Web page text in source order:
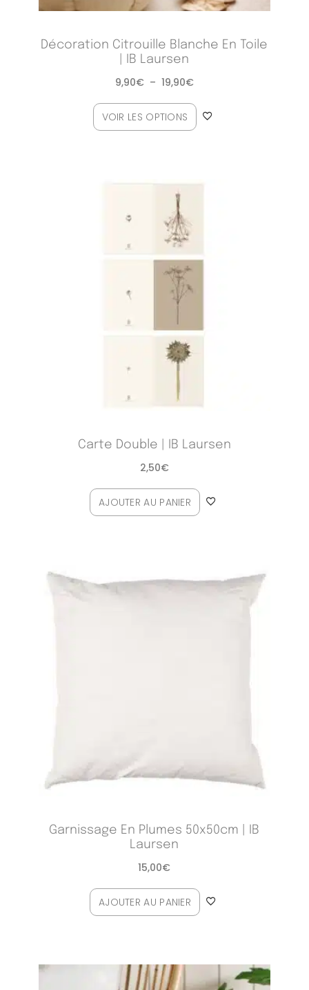
Décoration Citrouille Blanche En Toile
| IB Laursen
9,90€ – 19,90€
VOIR LES OPTIONS
Carte Double | IB Laursen
2,50€
AJOUTER AU PANIER
Garnissage En Plumes 50x50cm | IB
Laursen
15,00€
AJOUTER AU PANIER